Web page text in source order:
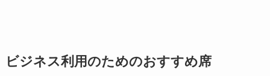
ビジネス利用のためのおすすめ席